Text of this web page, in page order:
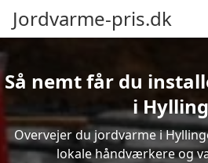
Jordvarme-pris.dk
Så nemt får du
i
Overvejer du jordvarme i
lokale håndværkere og